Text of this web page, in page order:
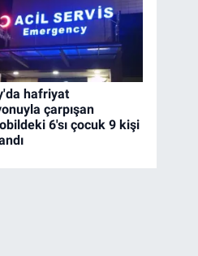
hafriyat
çarpışan
6'sı çocuk 9 kişi